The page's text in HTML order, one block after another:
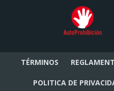
TÉRMINOS
POLITICA DE